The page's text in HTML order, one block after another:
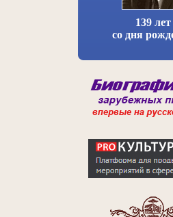
139 лет
со дня